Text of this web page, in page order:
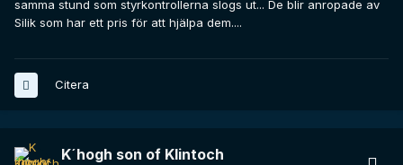
samma stund som styrkontrollerna slogs ut... De blir anropade av
Silik som har ett pris för att hjälpa dem....
Citera
K´hogh son of Klintoch